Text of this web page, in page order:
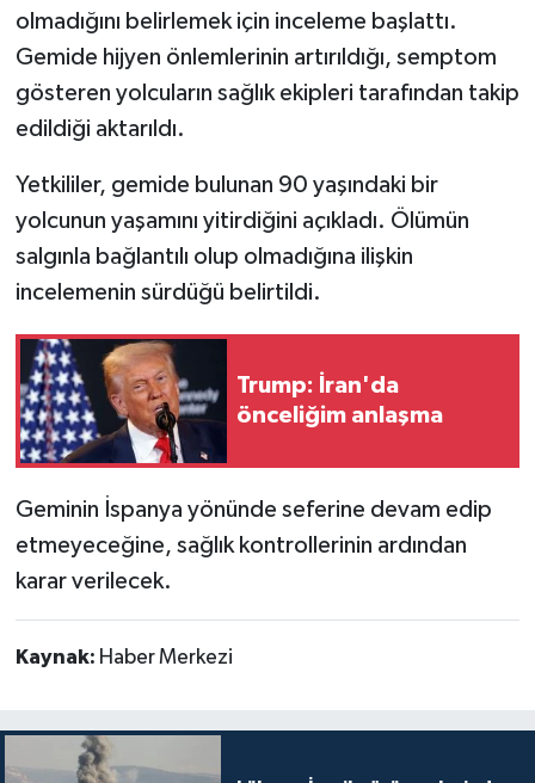
olmadığını belirlemek için inceleme başlattı.
Gemide hijyen önlemlerinin artırıldığı, semptom
gösteren yolcuların sağlık ekipleri tarafından takip
edildiği aktarıldı.
Yetkililer, gemide bulunan 90 yaşındaki bir
yolcunun yaşamını yitirdiğini açıkladı. Ölümün
salgınla bağlantılı olup olmadığına ilişkin
incelemenin sürdüğü belirtildi.
Trump: İran'da
önceliğim anlaşma
Geminin İspanya yönünde seferine devam edip
etmeyeceğine, sağlık kontrollerinin ardından
karar verilecek.
Kaynak: Haber Merkezi